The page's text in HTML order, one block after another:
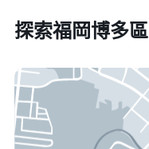
探索福岡博多區